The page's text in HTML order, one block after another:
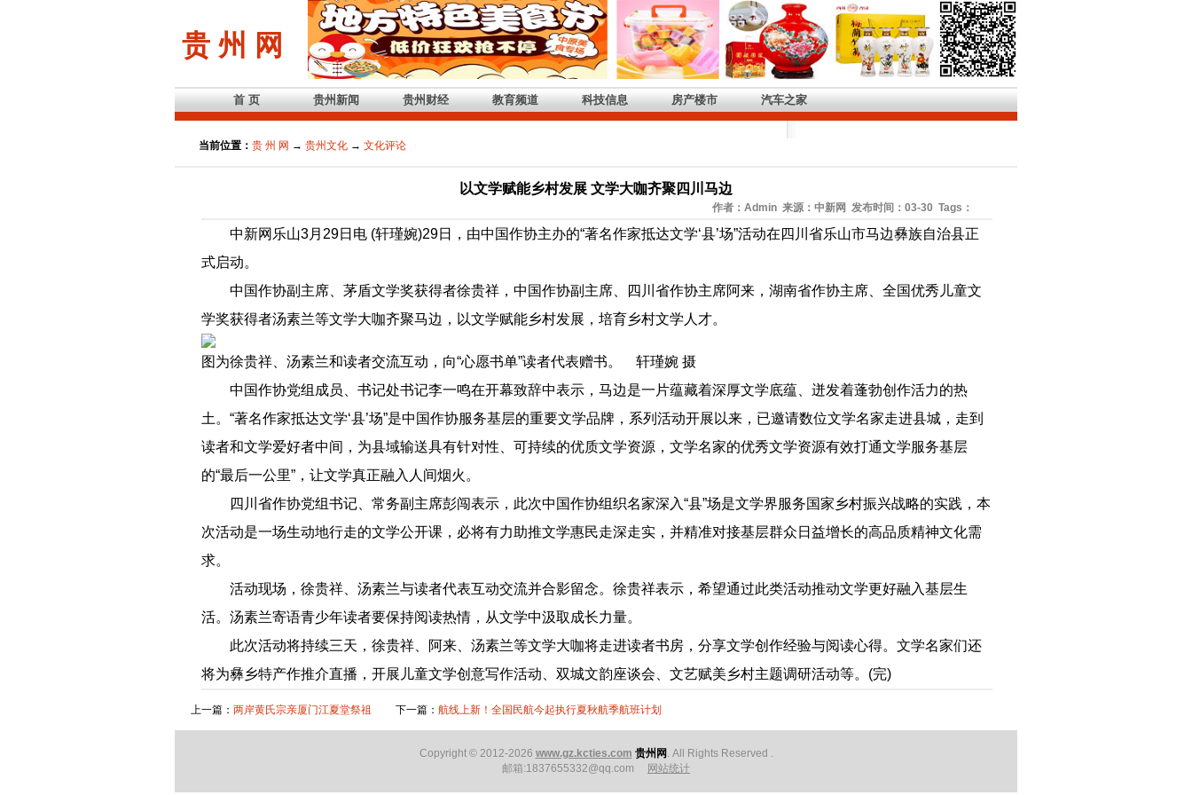
贵 州 网
首 页 贵州新闻 贵州财经 教育频道 科技信息 房产楼市 汽车之家
当前位置： 贵 州 网 → 贵州文化 → 文化评论
以文学赋能乡村发展 文学大咖齐聚四川马边
作者：Admin 来源：中新网 发布时间：03-30 Tags：
中新网乐山3月29日电 (轩瑾婉)29日，由中国作协主办的“著名作家抵达文学‘县’场”活动在四川省乐山市马边彝族自治县正
式启动。
中国作协副主席、茅盾文学奖获得者徐贵祥，中国作协副主席、四川省作协主席阿来，湖南省作协主席、全国优秀儿童文
学奖获得者汤素兰等文学大咖齐聚马边，以文学赋能乡村发展，培育乡村文学人才。
图为徐贵祥、汤素兰和读者交流互动，向“心愿书单”读者代表赠书。 轩瑾婉 摄
中国作协党组成员、书记处书记李一鸣在开幕致辞中表示，马边是一片蕴藏着深厚文学底蕴、迸发着蓬勃创作活力的热
土。“著名作家抵达文学‘县’场”是中国作协服务基层的重要文学品牌，系列活动开展以来，已邀请数位文学名家走进县城，走到
读者和文学爱好者中间，为县域输送具有针对性、可持续的优质文学资源，文学名家的优秀文学资源有效打通文学服务基层
的“最后一公里”，让文学真正融入人间烟火。
四川省作协党组书记、常务副主席彭闯表示，此次中国作协组织名家深入“县”场是文学界服务国家乡村振兴战略的实践，本
次活动是一场生动地行走的文学公开课，必将有力助推文学惠民走深走实，并精准对接基层群众日益增长的高品质精神文化需
求。
活动现场，徐贵祥、汤素兰与读者代表互动交流并合影留念。徐贵祥表示，希望通过此类活动推动文学更好融入基层生
活。汤素兰寄语青少年读者要保持阅读热情，从文学中汲取成长力量。
此次活动将持续三天，徐贵祥、阿来、汤素兰等文学大咖将走进读者书房，分享文学创作经验与阅读心得。文学名家们还
将为彝乡特产作推介直播，开展儿童文学创意写作活动、双城文韵座谈会、文艺赋美乡村主题调研活动等。(完)
上一篇： 两岸黄氏宗亲厦门江夏堂祭祖 下一篇： 航线上新！全国民航今起执行夏秋航季航班计划
Copyright © 2012-2026 www.gz.kcties.com 贵州网 . All Rights Reserved .
邮箱:1837655332@qq.com
网站统计